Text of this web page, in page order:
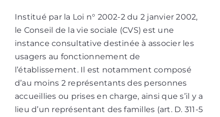
Institué par la Loi n° 2002-2 du 2 janvier 2002,
le Conseil de la vie sociale (CVS) est une
instance consultative destinée à associer les
usagers au fonctionnement de
l’établissement. Il est notamment composé
d’au moins 2 représentants des personnes
accueillies ou prises en charge, ainsi que s’il y a
lieu d’un représentant des familles (art. D. 311-5